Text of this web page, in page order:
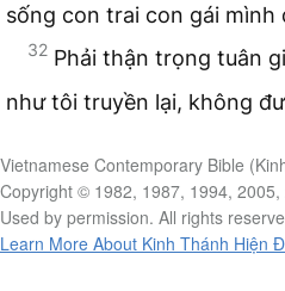
sống con trai con gái mình
32 Phải thận trọng tuân
như tôi truyền lại, không
Vietnamese Contemporary Bible
Copyright © 1982, 1987, 1994,
Used by permission. All rights
Learn More About Kinh Thánh Hiện